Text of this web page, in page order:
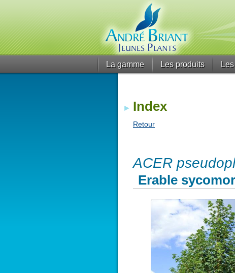
La gamme Les produits
Index
Retour
ACER
Erable